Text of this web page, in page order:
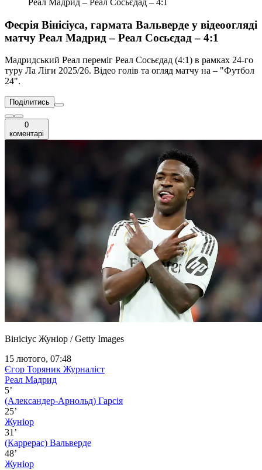
Реал Мадрид – Реал Сосьєдад – 4:1
Феєрія Вінісіуса, гармата Вальверде у відеоогляді
матчу Реал Мадрид – Реал Сосьєдад – 4:1
Мадридський Реал переміг Реал Сосьєдад (4:1) в рамках 24-го
туру Ла Ліги 2025/26. Відео голів та огляд матчу на – "Футбол
24".
Поділитись
0
коментарі
Вінісіус Жуніор / Getty Images
15 лютого, 07:48
Єгор Торяник Журналіст
Реал Мадрид
5’
(Александер-Арнольд) Гарсія
25’
Жуніор
31’
(Каррерас) Вальверде
48’
Жуніор